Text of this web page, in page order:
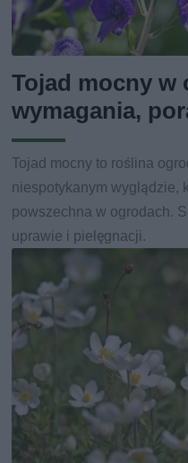
Tojad mocny w
wymagania,
Tojad mocny to roślina
niespotykanym wyglądzie,
powszechna w ogrodach.
uprawie i pielęgnacji.